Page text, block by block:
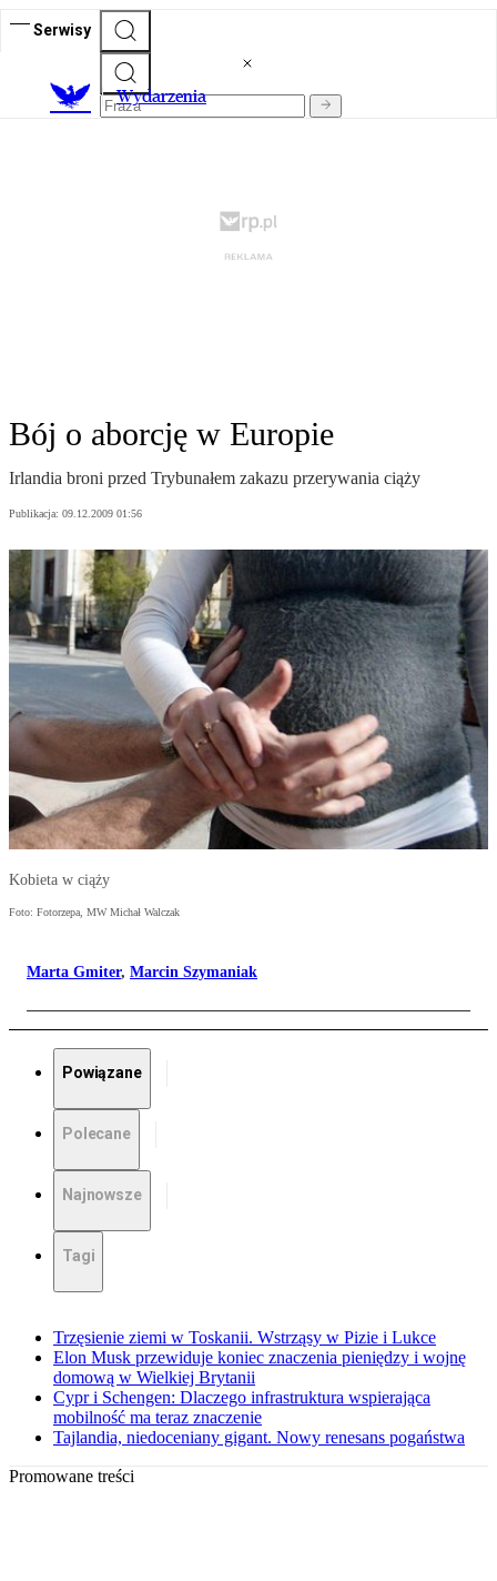
Serwisy
Wydarzenia
Bój o aborcję w Europie
Irlandia broni przed Trybunałem zakazu przerywania ciąży
Publikacja: 09.12.2009 01:56
Kobieta w ciąży
Foto: Fotorzepa, MW Michał Walczak
Marta Gmiter, Marcin Szymaniak
Powiązane
Polecane
Najnowsze
Tagi
Trzęsienie ziemi w Toskanii. Wstrząsy w Pizie i Lukce
Elon Musk przewiduje koniec znaczenia pieniędzy i wojnę
domową w Wielkiej Brytanii
Cypr i Schengen: Dlaczego infrastruktura wspierająca
mobilność ma teraz znaczenie
Tajlandia, niedoceniany gigant. Nowy renesans pogaństwa
Promowane treści